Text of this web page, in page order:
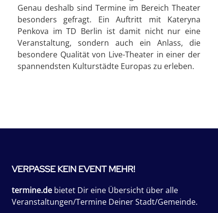
Genau deshalb sind Termine im Bereich Theater
besonders gefragt. Ein Auftritt mit Kateryna
Penkova im TD Berlin ist damit nicht nur eine
Veranstaltung, sondern auch ein Anlass, die
besondere Qualität von Live-Theater in einer der
spannendsten Kulturstädte Europas zu erleben.
VERPASSE KEIN EVENT MEHR!
termine.de bietet Dir eine Übersicht über alle
Veranstaltungen/Termine Deiner Stadt/Gemeinde.